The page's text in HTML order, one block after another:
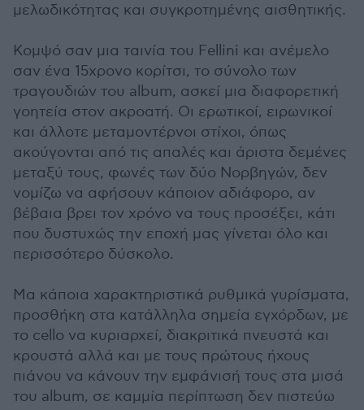
μελωδικότητας και συγκροτημένης αισθητικής.
Κομψό σαν μια ταινία του Fellini και ανέμελο
σαν ένα 15χρονο κορίτσι, το σύνολο των
τραγουδιών του album, ασκεί μια διαφορετική
γοητεία στον ακροατή. Οι ερωτικοί, ειρωνικοί
και άλλοτε μεταμοντέρνοι στίχοι, όπως
ακούγονται από τις απαλές και άριστα δεμένες
μεταξύ τους, φωνές των δύο Νορβηγών, δεν
νομίζω να αφήσουν κάποιον αδιάφορο, αν
βέβαια βρει τον χρόνο να τους προσέξει, κάτι
που δυστυχώς την εποχή μας γίνεται όλο και
περισσότερο δύσκολο.
Μα κάποια χαρακτηριστικά ρυθμικά γυρίσματα,
προσθήκη στα κατάλληλα σημεία εγχόρδων, με
το cello να κυριαρχεί, διακριτικά πνευστά και
κρουστά αλλά και με τους πρώτους ήχους
πιάνου να κάνουν την εμφάνισή τους στα μισά
του album, σε καμμία περίπτωση δεν πιστεύω